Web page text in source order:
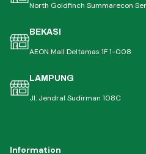
North Goldfinch Summarecon
BEKASI
AEON Mall Deltamas 1F 1-008
LAMPUNG
Jl. Jendral Sudirman 108C
Information